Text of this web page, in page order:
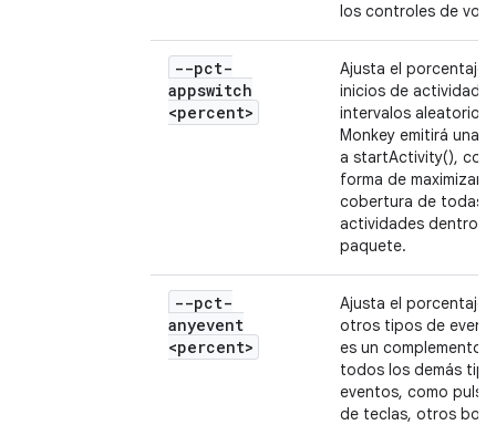
los controles de
--pct-
appswitch
<percent>
Ajusta el porcentaje
inicios de
intervalos aleatorios,
Monkey emitirá una
a startActivity(),
forma de maximizar
cobertura de todas
actividades dentro
paquete.
--pct-
anyevent
<percent>
Ajusta el porcentaje
otros tipos de
es un complemento
todos los demás
eventos, como
de teclas, otros